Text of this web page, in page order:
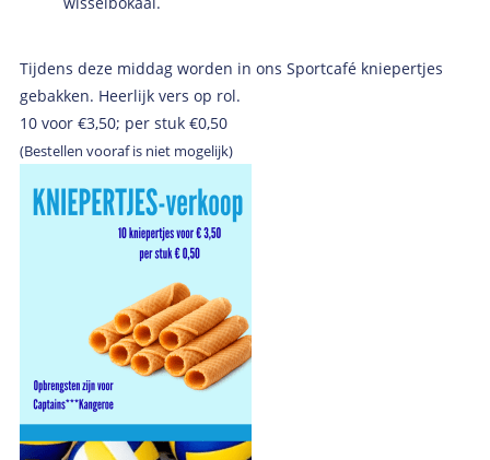
Tijdens deze middag worden in ons Sportcafé kniepertjes
gebakken. Heerlijk vers op rol.
10 voor €3,50; per stuk €0,50
(Bestellen vooraf is niet mogelijk)